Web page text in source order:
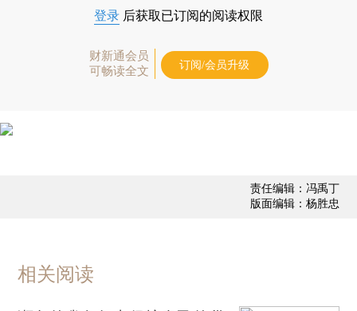
登录 后获取已订阅的阅读权限
财新通会员
可畅读全文
订阅/会员升级
责任编辑：冯禹丁
版面编辑：杨胜忠
相关阅读